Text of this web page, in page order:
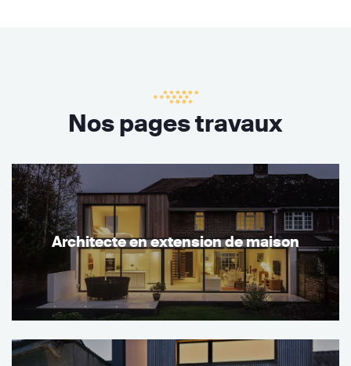
Nos pages travaux
Architecte en extension de maison